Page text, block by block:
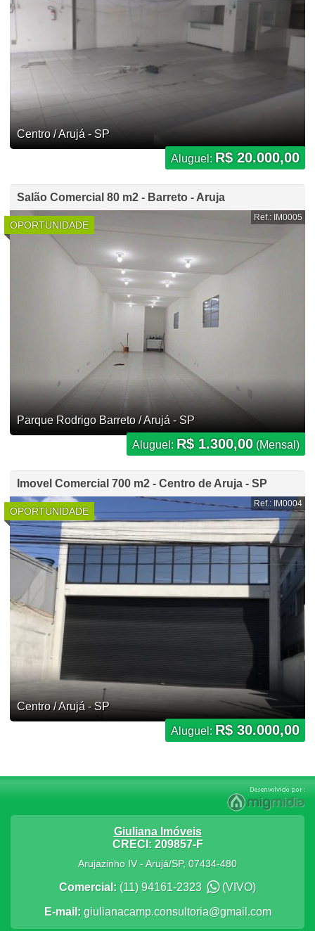
Centro / Arujá - SP
Aluguel: R$ 20.000,00
Salão Comercial 80 m2 - Barreto - Aruja
OPORTUNIDADE
Ref.: IM0005
Parque Rodrigo Barreto / Arujá - SP
Aluguel: R$ 1.300,00 (Mensal)
Imovel Comercial 700 m2 - Centro de Aruja - SP
OPORTUNIDADE
Ref.: IM0004
Centro / Arujá - SP
Aluguel: R$ 30.000,00
Giuliana Imóveis
CRECI: 209857-F
Arujazinho IV-Arujá/SP, 07434-480
Comercial: (11) 94161-2323 (VIVO)
E-mail: giulianacamp.consultoria@gmail.com